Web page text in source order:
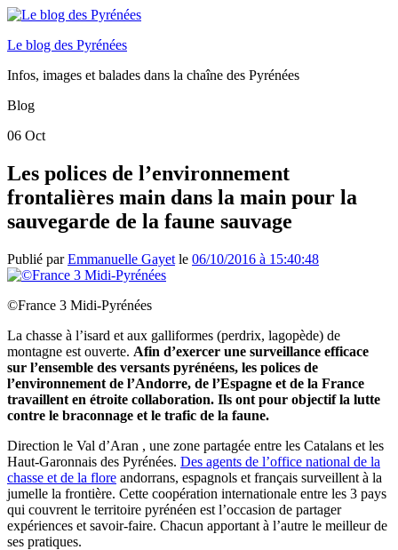
Le blog des Pyrénées
Infos, images et balades dans la chaîne des Pyrénées
Blog
06 Oct
Les polices de l’environnement
frontalières main dans la main pour la
sauvegarde de la faune sauvage
Publié parEmmanuelle Gayet le 06/10/2016 à 15:40:48
©France 3 Midi-Pyrénées
La chasse à l’isard et aux galliformes (perdrix, lagopède) de
montagne est ouverte. Afin d’exercer une surveillance efficace
sur l’ensemble des versants pyrénéens, les polices de
l’environnement de l’Andorre, de l’Espagne et de la France
travaillent en étroite collaboration. Ils ont pour objectif la lutte
contre le braconnage et le trafic de la faune.
Direction le Val d’Aran , une zone partagée entre les Catalans et les
Haut-Garonnais des Pyrénées. Des agents de l’office national de la
chasse et de la flore andorrans, espagnols et français surveillent à la
jumelle la frontière. Cette coopération internationale entre les 3 pays
qui couvrent le territoire pyrénéen est l’occasion de partager
expériences et savoir-faire. Chacun apportant à l’autre le meilleur de
ses pratiques.